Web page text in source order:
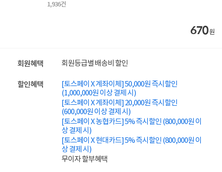
1,936건
670원
회원혜택 회원등급별 배송비 할인
할인혜택
[토스페이 X 계좌이체] 50,000원 즉시할인
(1,000,000원 이상 결제 시)
[토스페이 X 계좌이체] 20,000원 즉시할인
(600,000원 이상 결제 시)
[토스페이 X 농협카드] 5% 즉시할인 (800,000원 이
상 결제 시)
[토스페이 X 현대카드] 5% 즉시할인 (800,000원 이
상 결제 시)
무이자 할부혜택